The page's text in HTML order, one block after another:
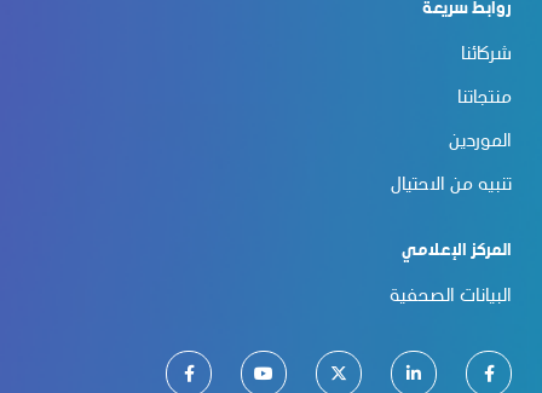
روابط سريعة
شركائنا
منتجاتنا
الموردين
تنبيه من الاحتيال
المركز الإعلامي
البيانات الصحفية